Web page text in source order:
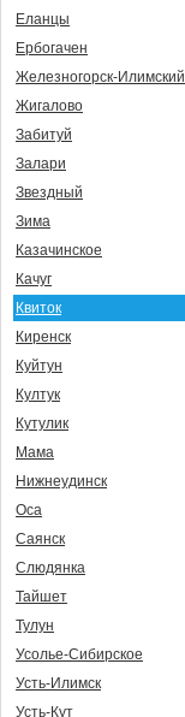
Еланцы
Ербогачен
Железногорск-Илимский
Жигалово
Забитуй
Залари
Звездный
Зима
Казачинское
Качуг
Квиток
Киренск
Куйтун
Култук
Кутулик
Мама
Нижнеудинск
Оса
Саянск
Слюдянка
Тайшет
Тулун
Усолье-Сибирское
Усть-Илимск
Усть-Кут